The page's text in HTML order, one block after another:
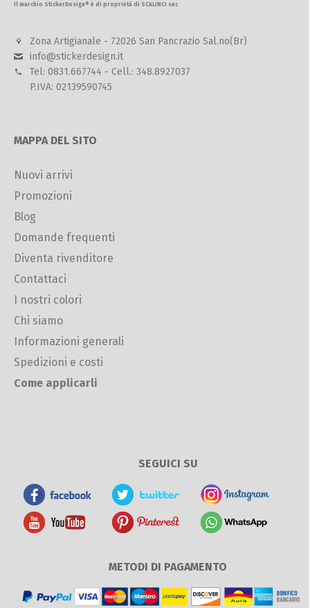
Il marchio StickerDesign® è di proprietà di SCALINCI snc
Zona Artigianale - 72026 San Pancrazio Sal.no(Br)
info@stickerdesign.it
Tel: 0831.667744 - Cell.: 348.8927037
P.IVA: 02139590745
MAPPA DEL SITO
Nuovi arrivi
Promozioni
Blog
Domande frequenti
Diventa rivenditore
Contattaci
I nostri colori
Chi siamo
Informazioni generali
Spedizioni e costi
Come applicarli
SEGUICI SU
METODI DI PAGAMENTO